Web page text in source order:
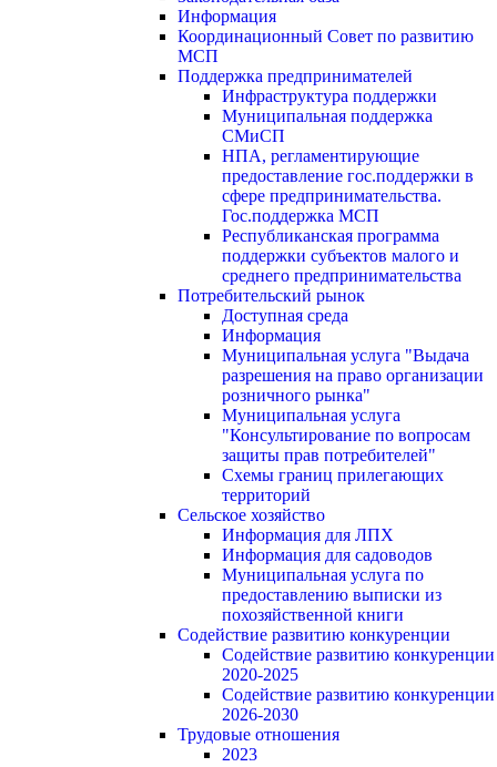
Информация
Координационный Совет по развитию
МСП
Поддержка предпринимателей
Инфраструктура поддержки
Муниципальная поддержка
СМиСП
НПА, регламентирующие
предоставление гос.поддержки в
сфере предпринимательства.
Гос.поддержка МСП
Республиканская программа
поддержки субъектов малого и
среднего предпринимательства
Потребительский рынок
Доступная среда
Информация
Муниципальная услуга "Выдача
разрешения на право организации
розничного рынка"
Муниципальная услуга
"Консультирование по вопросам
защиты прав потребителей"
Схемы границ прилегающих
территорий
Сельское хозяйство
Информация для ЛПХ
Информация для садоводов
Муниципальная услуга по
предоставлению выписки из
похозяйственной книги
Содействие развитию конкуренции
Содействие развитию конкуренции
2020-2025
Содействие развитию конкуренции
2026-2030
Трудовые отношения
2023